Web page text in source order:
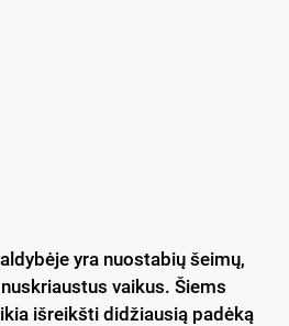
yra nuostabių šeimų,
vaikus. Šiems
išreikšti didžiausią padėką